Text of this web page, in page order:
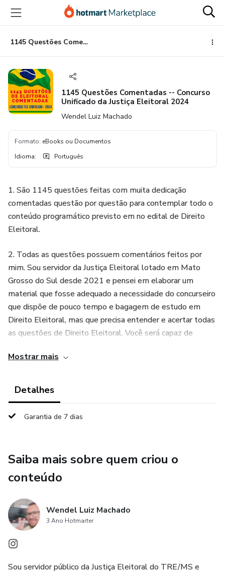
para
conteúdo
principal
para
pagamento
para
rodapé
1145 Questões Comentadas -- Concurso Unificado da Justiça Eleitoral 2024
1145 Questões Comentadas -- Concurso
Unificado da Justiça Eleitoral 2024
Wendel Luiz Machado
Formato: eBooks ou Documentos
Idioma: Português
1. São 1145 questões feitas com muita dedicação
comentadas questão por questão para contemplar todo o
conteúdo programático previsto em no edital de Direito
Eleitoral.
2. Todas as questões possuem comentários feitos por
mim. Sou servidor da Justiça Eleitoral lotado em Mato
Grosso do Sul desde 2021 e pensei em elaborar um
material que fosse adequado a necessidade do concurseiro
que dispõe de pouco tempo e bagagem de estudo em
Direito Eleitoral, mas que precisa entender e acertar todas
as questões de Direito Eleitoral. Você será capaz de
errada.
3. Não dá pra ser categórico, mas ouso arriscar que dada a
Unificado da Justiça Eleitoral, a(o) candidata(o) que errar 1
errada anular uma correta fará toda a diferença na
composição da nota final.
4. O material é completo, sem devaneio jurídico, sem
enrolação desnecessária. Foi feito na medida para você
entender, aprender e acertar as questões de prova. Traz
tudo o que já foi cobrado em inúmeros concursos da Justiça
rebuscar onde não há necessidade;
Mostrar mais
Detalhes
Garantia de 7 dias
Saiba mais sobre quem criou o
conteúdo
Wendel Luiz Machado
3 Ano Hotmarter
Sou servidor público da Justiça Eleitoral do TRE/MS e